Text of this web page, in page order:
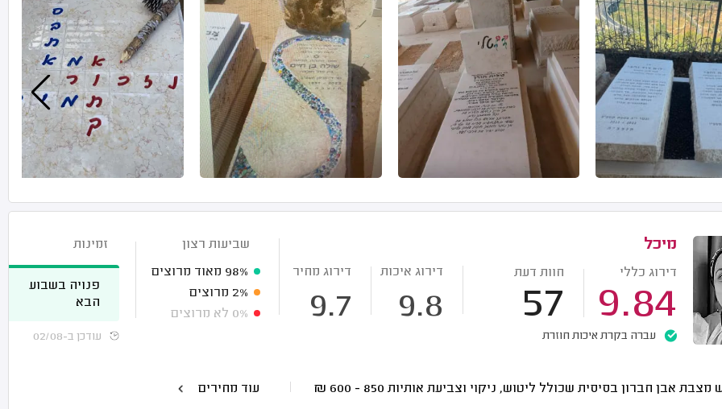
מיכל
דירוג כללי
9.84
חוות דעת
57
דירוג איכות
9.8
דירוג מחיר
9.7
עברה בקרת איכות חוזרת
שביעות רצון
98% מאוד מרוצים
2% מרוצים
0% לא מרוצים
זמינות
פנויה בשבוע
הבא
עודכן ב-02/08
מצבת אבן חברון בסיסית שכולל ליטוש, ניקוי וצביעת אותיות 850 - 600
₪ עוד מחירים